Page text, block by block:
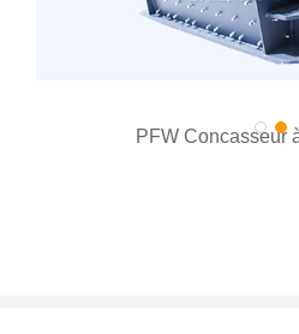
PFW Concasseur